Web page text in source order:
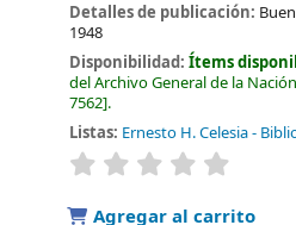
Detalles de publicación:
1948
Disponibilidad:Ítems
del Archivo General de la Nación
7562 .
Listas: Ernesto H. Celesia -
valoración
Agregar al carrito